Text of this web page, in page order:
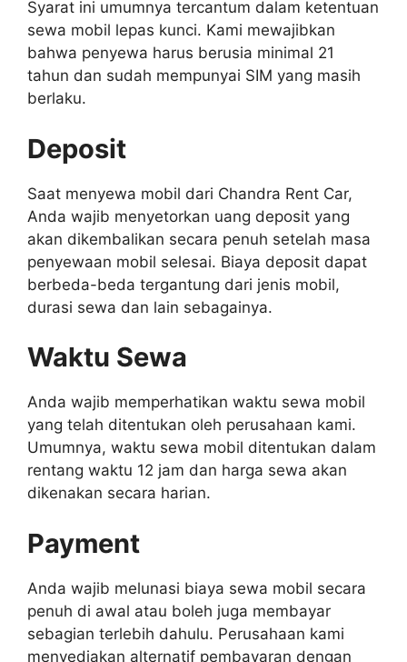
Syarat ini umumnya tercantum dalam ketentuan
sewa mobil lepas kunci. Kami mewajibkan
bahwa penyewa harus berusia minimal 21
tahun dan sudah mempunyai SIM yang masih
berlaku.
Deposit
Saat menyewa mobil dari Chandra Rent Car,
Anda wajib menyetorkan uang deposit yang
akan dikembalikan secara penuh setelah masa
penyewaan mobil selesai. Biaya deposit dapat
berbeda-beda tergantung dari jenis mobil,
durasi sewa dan lain sebagainya.
Waktu Sewa
Anda wajib memperhatikan waktu sewa mobil
yang telah ditentukan oleh perusahaan kami.
Umumnya, waktu sewa mobil ditentukan dalam
rentang waktu 12 jam dan harga sewa akan
dikenakan secara harian.
Payment
Anda wajib melunasi biaya sewa mobil secara
penuh di awal atau boleh juga membayar
sebagian terlebih dahulu. Perusahaan kami
menyediakan alternatif pembayaran dengan